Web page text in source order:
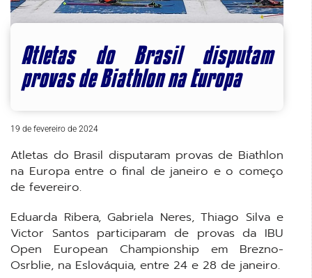
Atletas do Brasil disputam
provas de Biathlon na Europa
19 de fevereiro de 2024
Atletas do Brasil disputaram provas de Biathlon
na Europa entre o final de janeiro e o começo
de fevereiro.
Eduarda Ribera, Gabriela Neres, Thiago Silva e
Victor Santos participaram de provas da IBU
Open European Championship em Brezno-
Osrblie, na Eslováquia, entre 24 e 28 de janeiro.